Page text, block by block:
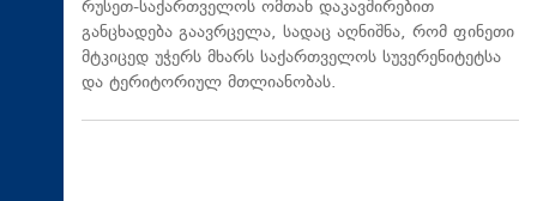
რუსეთ-საქართველოს ომთან დაკავშირებით
განცხადება გაავრცელა, სადაც აღნიშნა, რომ ფინეთი
მტკიცედ უჭერს მხარს საქართველოს სუვერენიტეტსა
და ტერიტორიულ მთლიანობას.